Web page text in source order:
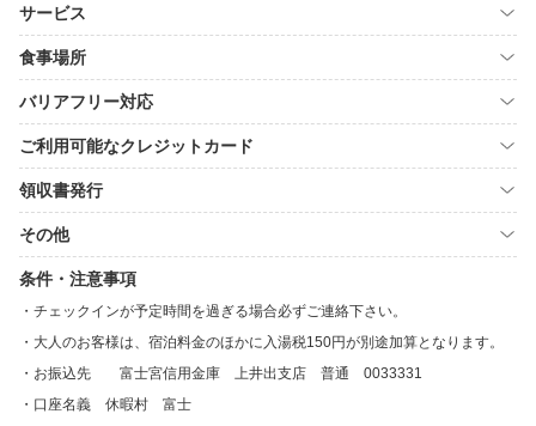
サービス
食事場所
バリアフリー対応
ご利用可能なクレジットカード
領収書発行
その他
条件・注意事項
チェックインが予定時間を過ぎる場合必ずご連絡下さい。
大人のお客様は、宿泊料金のほかに入湯税150円が別途加算となります。
お振込先 富士宮信用金庫 上井出支店 普通 0033331
口座名義 休暇村 富士